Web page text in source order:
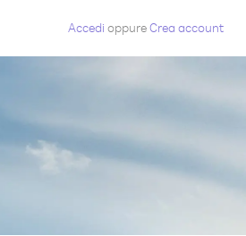
Accedi oppureCrea account